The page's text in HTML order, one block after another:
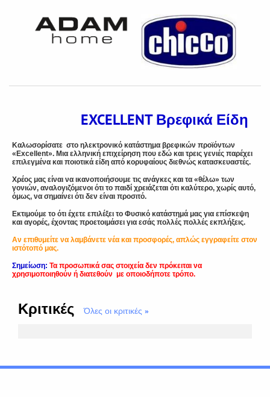
EXCELLENTΒρεφικά Είδη
Καλωσορίσατε στο ηλεκτρονικό κατάστημα βρεφικών προϊόντων
« Excellent». Μια ελληνική επιχείρηση που εδώ και τρεις γενιές παρέχει
επιλεγμένα και ποιοτικά είδη από κορυφαίους διεθνώς κατασκευαστές.
Χρέος μας είναι να ικανοποιήσουμε τις ανάγκες και τα «θέλω» των
γονιών, αναλογιζόμενοι ότι το παιδί χρειάζεται ότι καλύτερο, χωρίς αυτό,
όμως, να σημαίνει ότι δεν είναι προσιτό.
Εκτιμούμε το ότι έχετε επιλέξει το Φυσικό κατάστημά μας για επίσκεψη
και αγορές, έχοντας προετοιμάσει για εσάς πολλές πολλές εκπλήξεις.
Αν επιθυμείτε να λαμβάνετε νέα και προσφορές, απλώς εγγραφείτε στον
ιστότοπό μας.
Σημείωση: Τα προσωπικά σας στοιχεία δεν πρόκειται να
χρησιμοποιηθούν ή διατεθούν με οποιοδήποτε τρόπο.
Κριτικές Όλες οι κριτικές »